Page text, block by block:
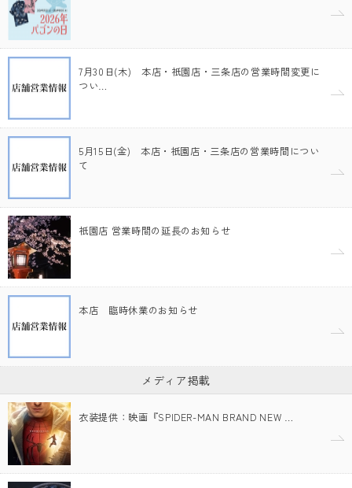
7月30日(木) 本店・祇園店・三条店の営業時間変更に
つい…
5月15日(金) 本店・祇園店・三条店の営業時間につい
て
祇園店 営業時間の延長のお知らせ
本店 臨時休業のお知らせ
メディア掲載
衣装提供：映画『SPIDER-MAN BRAND NEW …